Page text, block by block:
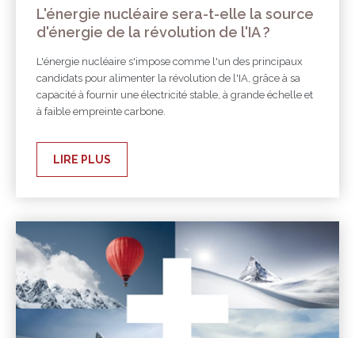
L'énergie nucléaire sera-t-elle la source
d'énergie de la révolution de l'IA ?
L'énergie nucléaire s'impose comme l'un des principaux
candidats pour alimenter la révolution de l'IA, grâce à sa
capacité à fournir une électricité stable, à grande échelle et
à faible empreinte carbone.
LIRE PLUS